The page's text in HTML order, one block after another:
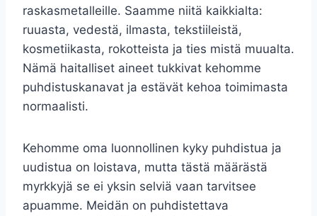
raskasmetalleille. Saamme niitä kaikkialta:
ruuasta, vedestä, ilmasta, tekstiileistä,
kosmetiikasta, rokotteista ja ties mistä muualta.
Nämä haitalliset aineet tukkivat kehomme
puhdistuskanavat ja estävät kehoa toimimasta
normaalisti.
Kehomme oma luonnollinen kyky puhdistua ja
uudistua on loistava, mutta tästä määrästä
myrkkyjä se ei yksin selviä vaan tarvitsee
apuamme. Meidän on puhdistettava